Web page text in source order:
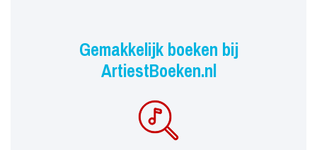
Gemakkelijk boeken bij
ArtiestBoeken.nl